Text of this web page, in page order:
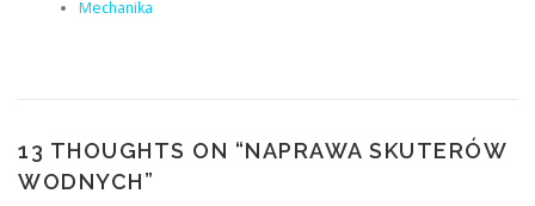
Mechanika
13 THOUGHTS ON “NAPRAWA SKUTERÓW
WODNYCH”